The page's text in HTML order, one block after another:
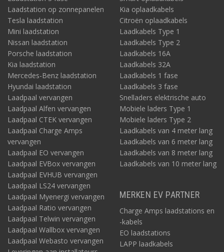
Laadstation op zonnepanelen
Tesla laadstation
Mini laadstation
Nissan laadstation
Porsche laadstation
Kia laadstation
Mercedes-Benz laadstation
Hyundai laadstation
Laadpaal vervangen
Laadpaal Alfen vervangen
Laadpaal CTEK vervangen
Laadpaal Charge Amps
vervangen
Laadpaal EO vervangen
Laadpaal EVBox vervangen
Laadpaal EVHUB vervangen
Laadpaal LS24 vervangen
Laadpaal Myenergi vervangen
Laadpaal Ratio vervangen
Laadpaal Telwin vervangen
Laadpaal Wallbox vervangen
Laadpaal Webasto vervangen
Kia oplaadkabels
Citroën oplaadkabels
Laadkabels Type 1
Laadkabels Type 2
Laadkabels 16A
Laadkabels 32A
Laadkabels 1 fase
Laadkabels 3 fase
Snelladers elektrische auto
Mobiele laders Type 1
Mobiele laders Type 2
Laadkabels van 4 meter lang
Laadkabels van 6 meter lang
Laadkabels van 8 meter lang
Laadkabels van 10 meter lang
MERKEN EV PARTNER
Charge Amps laadstations en
-kabels
EO laadstations
LAPP laadkabels